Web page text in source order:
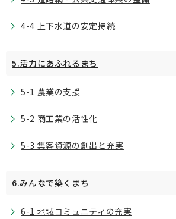
4-4 上下水道の安定持続
5.活力にあふれるまち
5-1 農業の支援
5-2 商工業の活性化
5-3 集客資源の創出と充実
6.みんなで築くまち
6-1 地域コミュニティの充実